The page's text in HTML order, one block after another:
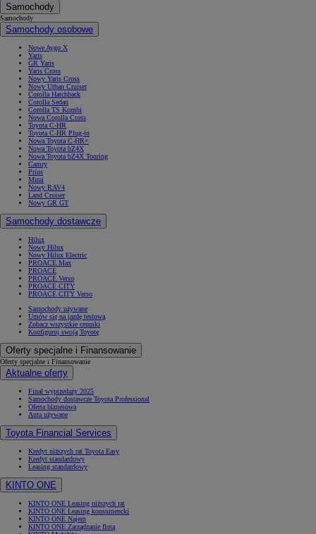
Samochody
Samochody
Samochody osobowe
Nowe Aygo X
Yaris
GR Yaris
Yaris Cross
Nowy Yaris Cross
Nowy Urban Cruiser
Corolla Hatchback
Corolla Sedan
Corolla TS Kombi
Nowa Corolla Cross
Toyota C-HR
Toyota C-HR Plug-in
Nowa Toyota C-HR+
Nowa Toyota bZ4X
Nowa Toyota bZ4X Touring
Camry
Prius
Mirai
Nowy RAV4
Land Cruiser
Nowy GR GT
Samochody dostawcze
Hilux
Nowy Hilux
Nowy Hilux Electric
PROACE Max
PROACE
PROACE Verso
PROACE CITY
PROACE CITY Verso
Samochody używane
Umów się na jazdę testową
Zobacz wszystkie cenniki
Konfiguruj swoją Toyotę
Oferty specjalne i Finansowanie
Oferty specjalne i Finansowanie
Aktualne oferty
Finał wyprzedaży 2025
Samochody dostawcze Toyota Professional
Oferta biznesowa
Auta używane
Toyota Financial Services
Kredyt niższych rat Toyota Easy
Kredyt standardowy
Leasing standardowy
KINTO ONE
KINTO ONE Leasing niższych rat
KINTO ONE Leasing konsumencki
KINTO ONE Najem
KINTO ONE Zarządzanie flotą